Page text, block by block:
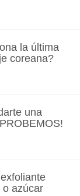
la última
coreana?
una
o azúcar